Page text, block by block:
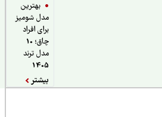
بهترین
مدل شومیز
برای افراد
چاق؛ 10
مدل ترند